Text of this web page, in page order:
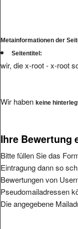
Metainformationen der
Seitentitel:
wir, die x-root - x-root
Wir haben keine
Ihre Bewertung
Bitte füllen Sie das
Eintragung dann so
Bewertungen von
Pseudomailadressen
Die angegebene